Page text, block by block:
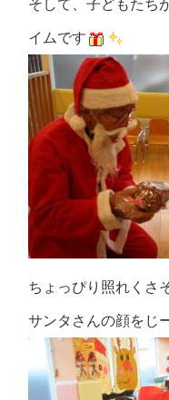
そして、子どもたち
イムです
ちょっぴり照れくさ
サンタさんの顔をじ